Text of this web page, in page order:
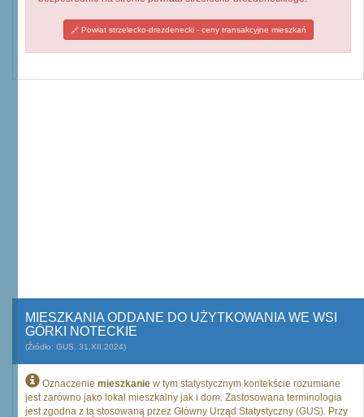
Powiat strzelecko-drezdenecki - ceny transakcyjne mieszkań
MIESZKANIA ODDANE DO UŻYTKOWANIA WE WSI
GÓRKI NOTECKIE
(Źródło: GUS, 31.XII.2024)
Oznaczenie mieszkanie w tym statystycznym kontekście rozumiane
jest zarówno jako lokal mieszkalny jak i dom. Zastosowana terminologia
jest zgodna z tą stosowaną przez Główny Urząd Statystyczny (GUS). Przy